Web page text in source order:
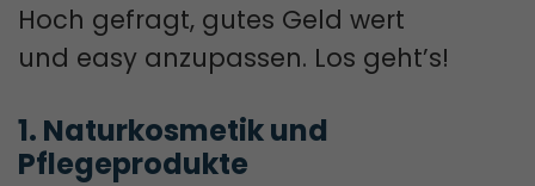
Hoch gefragt, gutes Geld wert
und easy anzupassen. Los geht’s!
1. Naturkosmetik und
Pflegeprodukte